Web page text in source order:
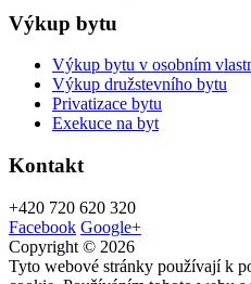
Výkup bytu
Výkup bytu v osobním
Výkup družstevního bytu
Privatizace bytu
Exekuce na byt
Kontakt
+420 720 620 320
Facebook Google+
Copyright © 2026
Tyto webové stránky používají k